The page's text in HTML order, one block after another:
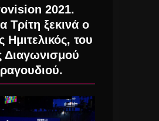
2021.
Τρίτη ξεκινά ο
Ημιτελικός, του
Διαγωνισμού